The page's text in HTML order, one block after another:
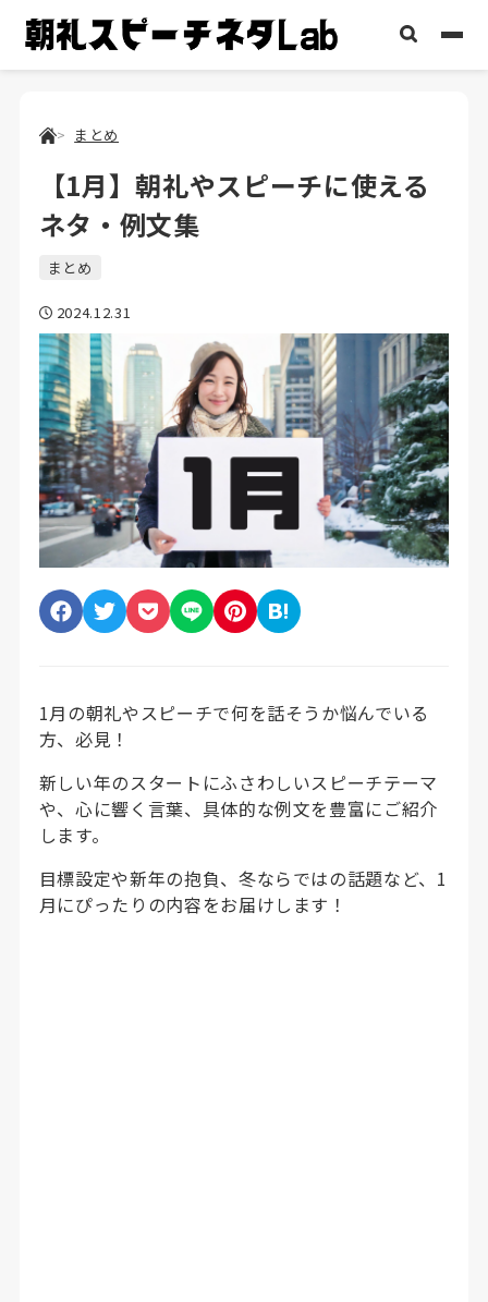
まとめ
【1月】朝礼やスピーチに使える
ネタ・例文集
まとめ
2024.12.31
1月の朝礼やスピーチで何を話そうか悩んでいる
方、必見！
新しい年のスタートにふさわしいスピーチテーマ
や、心に響く言葉、具体的な例文を豊富にご紹介
します。
目標設定や新年の抱負、冬ならではの話題など、1
月にぴったりの内容をお届けします！